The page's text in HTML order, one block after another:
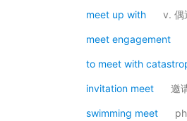
meet up with v. 偶
meet engagement
to meet with
invitation meet 邀
swimming meet